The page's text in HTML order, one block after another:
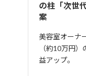
の柱「次世
案
美容室オーナ
（約10万円
益アップ。